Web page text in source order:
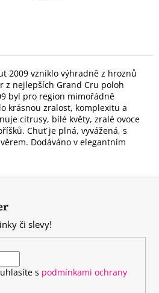
2009 vzniklo výhradně z hroznů
z nejlepších Grand Cru poloh
byl pro region mimořádně
krásnou zralost, komplexitu a
citrusy, bílé květy, zralé ovoce
Chuť je plná, vyvážená, s
Dodáváno v elegantním
či slevy!
s podmínkami ochrany